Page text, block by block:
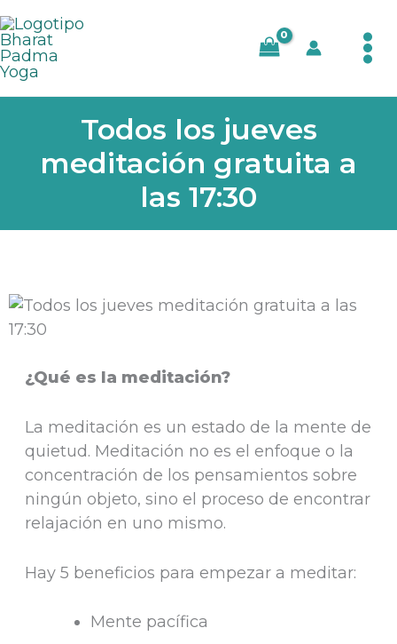
al
contenido
Todos los jueves
meditación gratuita a
las 17:30
¿Qué es la meditación?
La meditación es un estado de la mente de
quietud. Meditación no es el enfoque o la
concentración de los pensamientos sobre
ningún objeto, sino el proceso de encontrar
relajación en uno mismo.
Hay 5 beneficios para empezar a meditar:
Mente pacífica